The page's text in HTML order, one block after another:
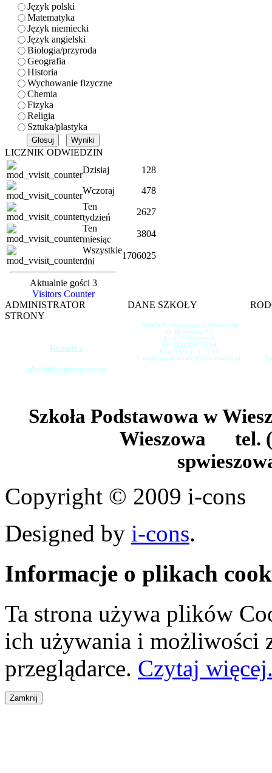
Język polski
Matematyka
Język niemiecki
Język angielski
Biologia/przyroda
Geografia
Historia
Wychowanie fizyczne
Chemia
Fizyka
Religia
Sztuka/plastyka
LICZNIK ODWIEDZIN
Dzisiaj
128
Wczoraj
478
Ten
tydzień
2627
Ten
miesiąc
3804
Wszystkie
dni
1706025
Aktualnie gości 3
Visitors Counter
ADMINISTRATOR
STRONY
Kontakt z
administratorem strony
DANE SZKOŁY
Szkoła Podstawowa w Wieszowie
ul. Bytomska 62
42-672 Wieszowa
Tel. (32) 273 75 54
Fax: (32) 273 75 54
E-mail: spwieszowa@zbroslawice.pl
Szkoła Podstawowa w
Wieszowa tel.
Copyright © 2009 i-cons
Designed by i-cons.
Informacje o plikach
Ta strona używa plików
ich używania i możliwości
przeglądarce. Czytaj